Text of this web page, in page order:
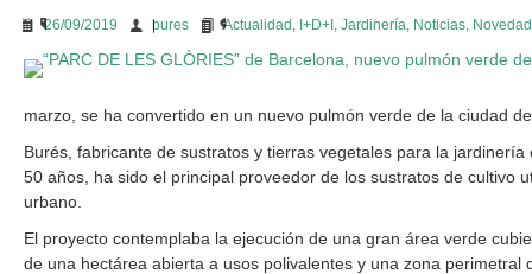
26/09/2019 bures Actualidad , I+D+I , Jardinería, Noticias,
marzo, se ha convertido en un nuevo pulmón verde de la ciudad
Burés, fabricante de sustratos y tierras vegetales para la
50 años, ha sido el principal proveedor de los sustratos de cultivo
urbano.
El proyecto contemplaba la ejecución de una gran área verde
de una hectárea abierta a usos polivalentes y una zona